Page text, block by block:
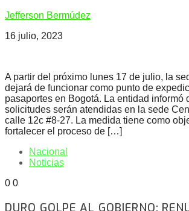
Jefferson Bermúdez
16 julio, 2023
A partir del próximo lunes 17 de julio, la
dejará de funcionar como punto de
pasaportes en Bogotá. La entidad informó
solicitudes serán atendidas en la sede
calle 12c #8-27. La medida tiene como
fortalecer el proceso de […]
Nacional
Noticias
0 0
DURO GOLPE AL GOBIERNO: